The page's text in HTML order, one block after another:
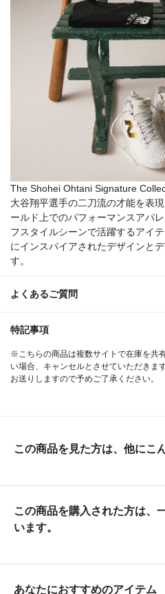
The Shohei Ohtani Signature
大谷翔平選手の二刀流の才能を表
ールド上でのパフォーマンスアパ
フスタイルシーンで活躍するアイ
にインスパイアされたデザインと
す。
よくあるご質問
特記事項
※こちらの商品は複数サイトで在庫を共
い場合、キャンセルとさせていただきま
お送りしますので予めご了承ください。
この商品を見た方は、他にこ
この商品を購入された方は、
います。
あなたにおすすめのアイテム